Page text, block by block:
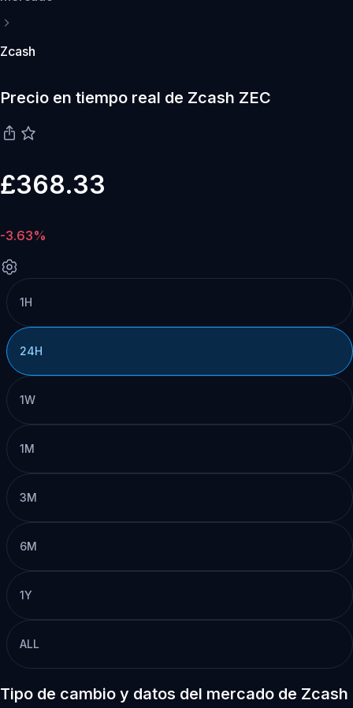
Zcash
Precio en tiempo real de Zcash ZEC
£368.33
-3.63%
1H
24H
1W
1M
3M
6M
1Y
ALL
Tipo de cambio y datos del mercado de Zcash